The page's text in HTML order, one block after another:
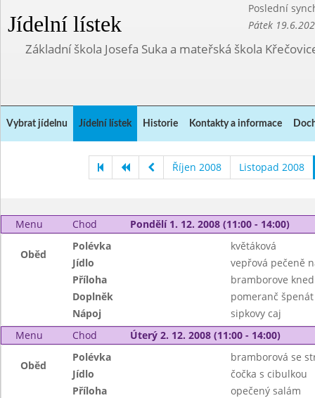
Jídelní lístek
Poslední
Pátek
Základní škola Josefa Suka a mateřská škola
Vybrat jídelnu Jídelní lístek Historie Kontakty a informace
Říjen 2008 Listopad 2008
Menu Chod Pondělí 1. 12. 2008 (11:00 - 14:00)
Oběd
Polévka
květáková
Jídlo
vepřová pečeně
Příloha
bramborove
Doplněk
pomeranč špenát
Nápoj
sipkovy caj
Menu
Chod Úterý 2. 12. 2008 (11:00 - 14:00)
Oběd
Polévka
bramborová se
Jídlo
čočka s cibulkou
Příloha
opečený salám